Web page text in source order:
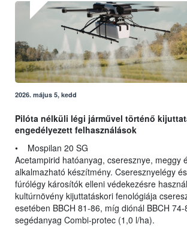
2026. május 5, kedd
Pilóta nélküli légi járművel történő
engedélyezett felhasználások
• Mospilan 20 SG
Acetampirid hatóanyag, cseresznye, meggy
alkalmazható készítmény. Cseresznyelégy
fúrólégy károsítók elleni védekezésre
kultúrnövény kijuttatáskori fenológiája
esetében BBCH 81-86, míg diónál BBCH
segédanyag Combi-protec (1,0 l/ha).